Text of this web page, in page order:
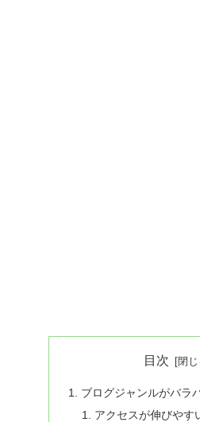
目次
ブログジャンルがバラ
アクセスが伸びやす